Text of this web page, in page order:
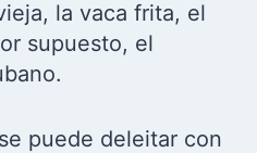
la vaca frita, el
supuesto, el
puede deleitar con